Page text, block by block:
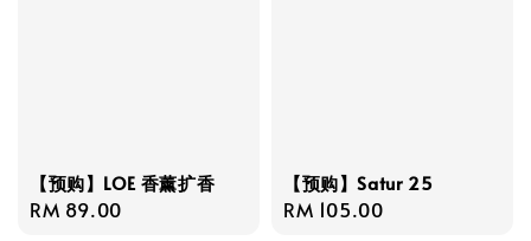
【预购】LOE 香薰扩香
Regular
RM 89.00
【预购】Satur 25
Regular
RM 105.00